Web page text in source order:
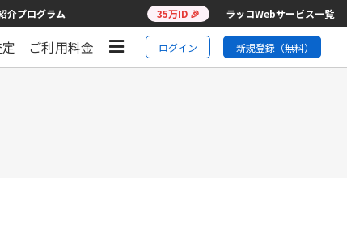
介プログラム 35万ID 🎉 ラッコWebサービス一覧
ご利用料金 ログイン 新規登録（無料）